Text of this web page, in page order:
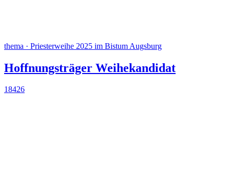
thema · Priesterweihe 2025 im Bistum Augsburg
Hoffnungsträger Weihekandidat
18426